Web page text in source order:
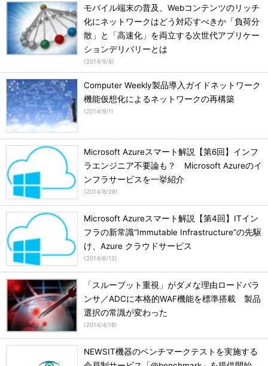
モバイル端末の普及、Webコンテンツのリッチ
化にネットワークはどう対応すべきか「負荷分
散」と「高速化」を両立する次世代アプリケー
ションデリバリーとは
(2014/9/8)
Computer Weekly製品導入ガイドネットワーク
機能仮想化によるネットワークの再構築
(2014/9/1)
Microsoft Azureスマート解説【第6回】インフ
ラエンジニア不要論も？ Microsoft Azureのイ
ンフラサービスを一挙紹介
(2014/8/28)
Microsoft Azureスマート解説【第4回】ITイン
フラの新常識“Immutable Infrastructure”の先駆
け、Azure クラウドサービス
(2014/6/12)
「スループット重視」がダメな理由ロードバラ
ンサ／ADCに本格的WAF機能を標準搭載 製品
選択の常識が変わった
(2014/4/18)
NEWSIT機器のベンチマークテストを実施する